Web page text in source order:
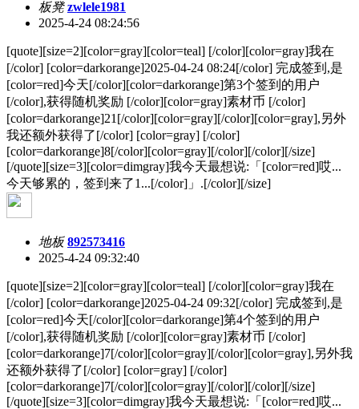
板凳 zwlele1981
2025-4-24 08:24:56
[quote][size=2][color=gray][color=teal] [/color][color=gray]我在
[/color] [color=darkorange]2025-04-24 08:24[/color] 完成签到,是
[color=red]今天[/color][color=darkorange]第3个签到的用户
[/color],获得随机奖励 [/color][color=gray]素材币 [/color]
[color=darkorange]21[/color][color=gray][/color][color=gray],另外
我还额外获得了[/color] [color=gray] [/color]
[color=darkorange]8[/color][color=gray][/color][/color][/size]
[/quote][size=3][color=dimgray]我今天最想说:「[color=red]哎...
今天够累的，签到来了1...[/color]」.[/color][/size]
地板 892573416
2025-4-24 09:32:40
[quote][size=2][color=gray][color=teal] [/color][color=gray]我在
[/color] [color=darkorange]2025-04-24 09:32[/color] 完成签到,是
[color=red]今天[/color][color=darkorange]第4个签到的用户
[/color],获得随机奖励 [/color][color=gray]素材币 [/color]
[color=darkorange]7[/color][color=gray][/color][color=gray],另外我
还额外获得了[/color] [color=gray] [/color]
[color=darkorange]7[/color][color=gray][/color][/color][/size]
[/quote][size=3][color=dimgray]我今天最想说:「[color=red]哎...